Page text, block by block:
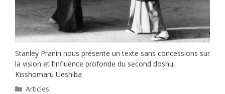
Stanley Pranin nous présente un texte sans concessions sur
la vision et l’influence profonde du second doshu,
Kisshomaru Ueshiba
Catégories
Articles